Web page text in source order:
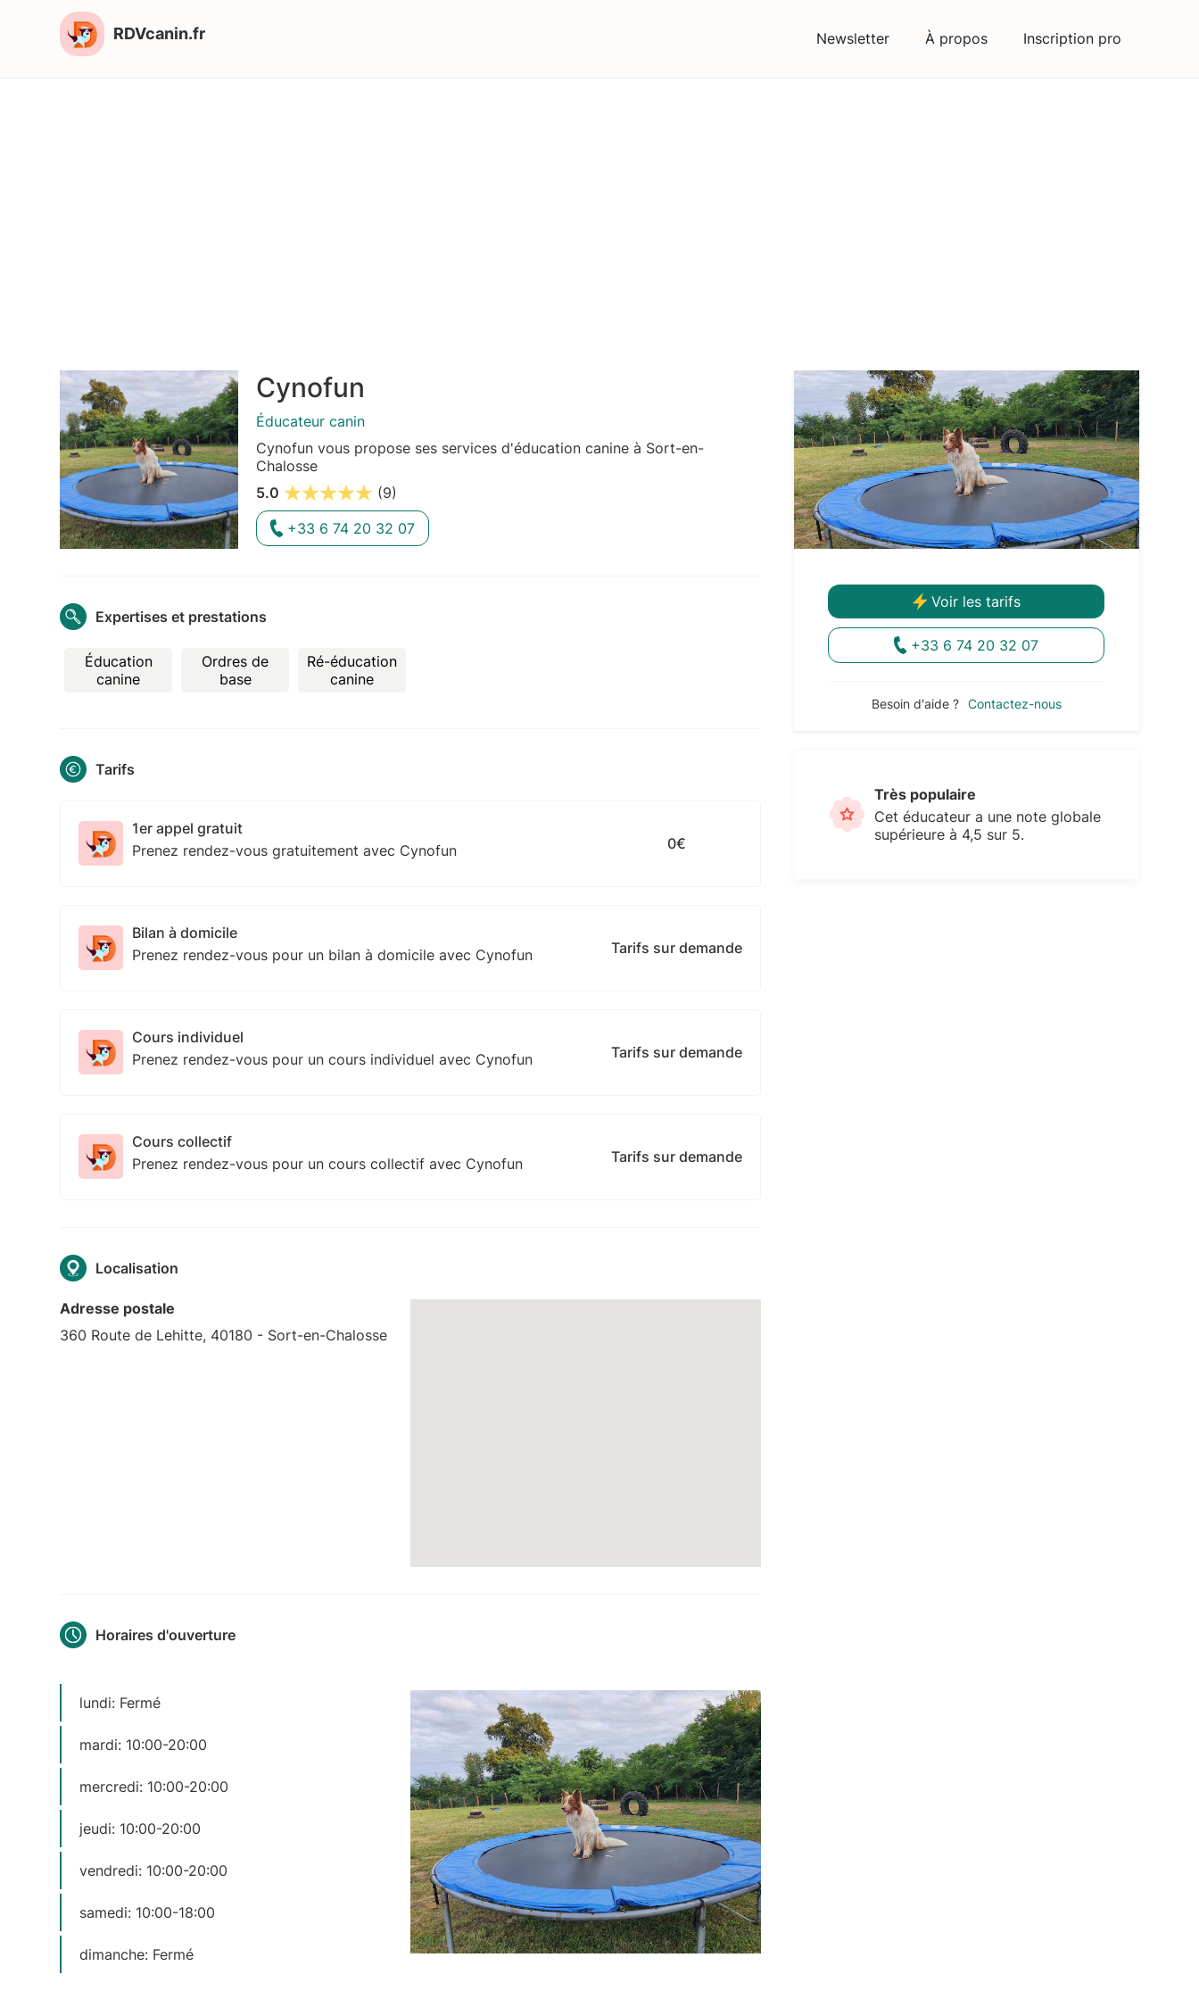
RDVcanin.fr Newsletter À propos Inscription pro
Cynofun
Éducateur canin
Cynofun vous propose ses services d'éducation canine à Sort-en-
Chalosse
5.0
(9)
+33 6 74 20 32 07
Expertises et prestations
Éducation
canine
Ordres de
base
Ré-éducation
canine
Tarifs
1er appel gratuit
Prenez rendez-vous gratuitement avec Cynofun
0€
Bilan à domicile
Prenez rendez-vous pour un bilan à domicile avec Cynofun
Tarifs sur demande
Cours individuel
Prenez rendez-vous pour un cours individuel avec Cynofun
Tarifs sur demande
Cours collectif
Prenez rendez-vous pour un cours collectif avec Cynofun
Tarifs sur demande
Localisation
Adresse postale
360 Route de Lehitte, 40180 - Sort-en-Chalosse
Horaires d'ouverture
lundi: Fermé
mardi: 10:00-20:00
mercredi: 10:00-20:00
jeudi: 10:00-20:00
vendredi: 10:00-20:00
samedi: 10:00-18:00
dimanche: Fermé
Voir les tarifs
+33 6 74 20 32 07
Besoin d'aide ? Contactez-nous
Très populaire
Cet éducateur a une note globale
supérieure à 4,5 sur 5.